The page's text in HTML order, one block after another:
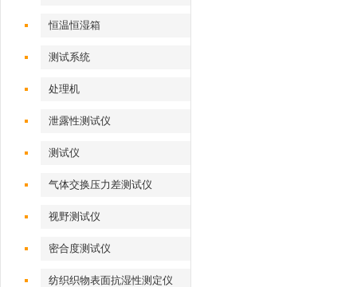
恒温恒湿箱
测试系统
处理机
泄露性测试仪
测试仪
气体交换压力差测试仪
视野测试仪
密合度测试仪
纺织织物表面抗湿性测定仪